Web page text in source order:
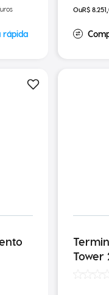
rápida
R$ 8.251
Tower